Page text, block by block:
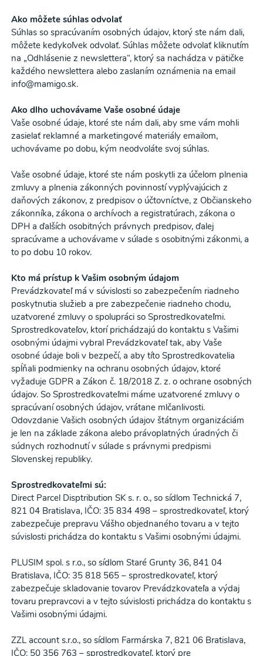
Ako môžete súhlas odvolať
Súhlas so spracúvaním osobných údajov, ktorý ste nám dali,
môžete kedykoľvek odvolať. Súhlas môžete odvolať kliknutím
na „Odhlásenie z newslettera“, ktorý sa nachádza v pätičke
každého newslettera alebo zaslaním oznámenia na email
info@mamigo.sk.
Ako dlho uchovávame Vaše osobné údaje
Vaše osobné údaje, ktoré ste nám dali, aby sme vám mohli
zasielať reklamné a marketingové materiály emailom,
uchovávame po dobu, kým neodvoláte svoj súhlas.
Vaše osobné údaje, ktoré ste nám poskytli za účelom plnenia
zmluvy a plnenia zákonných povinností vyplývajúcich z
daňových zákonov, z predpisov o účtovníctve, z Občianskeho
zákonníka, zákona o archívoch a registratúrach, zákona o
DPH a ďalších osobitných právnych predpisov, ďalej
spracúvame a uchovávame v súlade s osobitnými zákonmi, a
to po dobu 10 rokov.
Kto má prístup k Vašim osobným údajom
Prevádzkovateľ má v súvislosti so zabezpečením riadneho
poskytnutia služieb a pre zabezpečenie riadneho chodu,
uzatvorené zmluvy o spolupráci so Sprostredkovateľmi.
Sprostredkovateľov, ktorí prichádzajú do kontaktu s Vašimi
osobnými údajmi vybral Prevádzkovateľ tak, aby Vaše
osobné údaje boli v bezpečí, a aby títo Sprostredkovatelia
spĺňali podmienky na ochranu osobných údajov, ktoré
vyžaduje GDPR a Zákon č. 18/2018 Z. z. o ochrane osobných
údajov. So Sprostredkovateľmi máme uzatvorené zmluvy o
spracúvaní osobných údajov, vrátane mlčanlivosti.
Odovzdanie Vašich osobných údajov štátnym organizáciám
je len na základe zákona alebo právoplatných úradných či
súdnych rozhodnutí v súlade s právnymi predpismi
Slovenskej republiky.
Sprostredkovateľmi sú:
Direct Parcel Disptribution SK s. r. o., so sídlom Technická 7,
821 04 Bratislava, IČO: 35 834 498 – sprostredkovateľ, ktorý
zabezpečuje prepravu Vášho objednaného tovaru a v tejto
súvislosti prichádza do kontaktu s Vašimi osobnými údajmi.
PLUSIM spol. s r.o., so sídlom Staré Grunty 36, 841 04
Bratislava, IČO: 35 818 565 – sprostredkovateľ, ktorý
zabezpečuje skladovanie tovarov Prevádzkovateľa a výdaj
tovaru prepravcovi a v tejto súvislosti prichádza do kontaktu s
Vašimi osobnými údajmi.
ZZL account s.r.o., so sídlom Farmárska 7, 821 06 Bratislava,
IČO: 50 356 763 – sprostredkovateľ, ktorý pre